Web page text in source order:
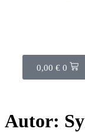
0,00 € 0
Autor: